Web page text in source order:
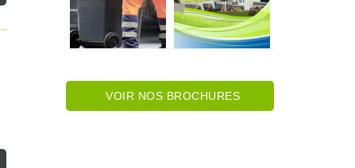
VOIR NOS BROCHURES